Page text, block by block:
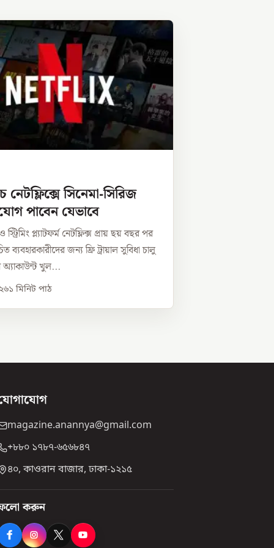
নেটফ্লিক্সে সিনেমা-সিরিজ
পাবেন যেভাবে
প্ল্যাটফর্ম নেটফ্লিক্স প্রায় ছয় বছর পর
ব্যবহারকারীদের জন্য ফ্রি ট্রায়াল সুবিধা চালু
খুল...
১ মিনিট পাঠ
magazine.anannya@gmail.com
+৮৮০ ১৭৮৭-৬৫৬৮৪৭
৪০, কাওরান বাজার, ঢাকা-১২১৫
করুন